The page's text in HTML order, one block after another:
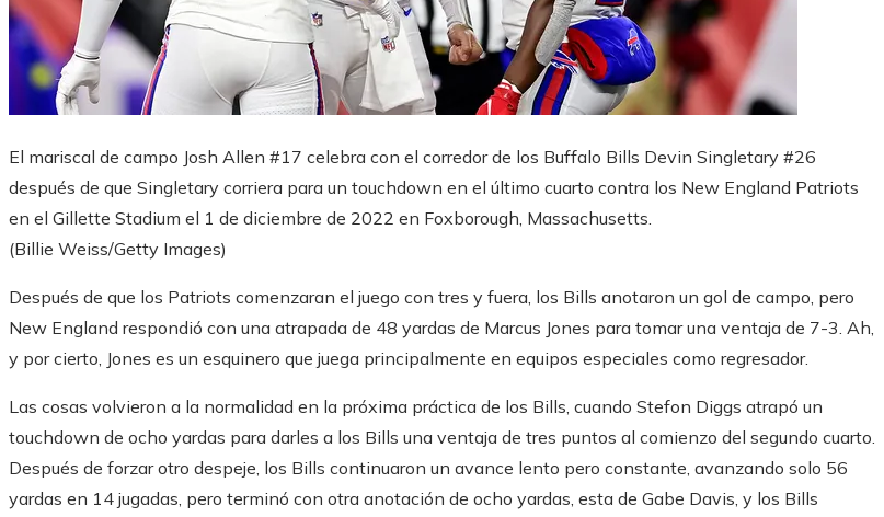
El mariscal de campo Josh Allen #17 celebra con el corredor de los Buffalo Bills Devin Singletary #26
después de que Singletary corriera para un touchdown en el último cuarto contra los New England Patriots
en el Gillette Stadium el 1 de diciembre de 2022 en Foxborough, Massachusetts.
(Billie Weiss/Getty Images)
Después de que los Patriots comenzaran el juego con tres y fuera, los Bills anotaron un gol de campo, pero
New England respondió con una atrapada de 48 yardas de Marcus Jones para tomar una ventaja de 7-3. Ah,
y por cierto, Jones es un esquinero que juega principalmente en equipos especiales como regresador.
Las cosas volvieron a la normalidad en la próxima práctica de los Bills, cuando Stefon Diggs atrapó un
touchdown de ocho yardas para darles a los Bills una ventaja de tres puntos al comienzo del segundo cuarto.
Después de forzar otro despeje, los Bills continuaron un avance lento pero constante, avanzando solo 56
yardas en 14 jugadas, pero terminó con otra anotación de ocho yardas, esta de Gabe Davis, y los Bills